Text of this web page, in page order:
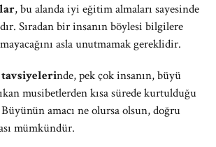
, bu alanda iyi eğitim almaları sayesinde
Sıradan bir insanın böylesi bilgilere
asla unutmamak gereklidir.
tavsiyelerinde, pek çok insanın, büyü
musibetlerden kısa sürede kurtulduğu
amacı ne olursa olsun, doğru
mümkündür.